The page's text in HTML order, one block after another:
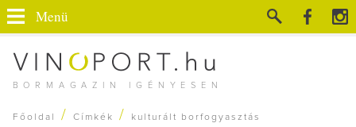
BORMAGAZIN IGÉNYESEN
Menü
Főoldal / Címkék / kulturált borfogyasztás